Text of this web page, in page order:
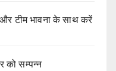
और टीम भावना के साथ करें
को सम्पन्न